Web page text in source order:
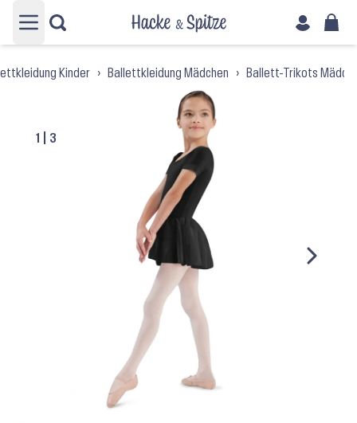
Hauptmenü öffnen
Kinder › Ballettkleidung Mädchen › Ballett-Trikots
1 3